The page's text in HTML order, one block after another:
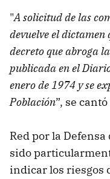
"A solicitud de las
devuelve el dictamen
decreto que abroga
publicada en el
enero de 1974 y se
Población”, se
Red por la
sido
indicar los riesgos